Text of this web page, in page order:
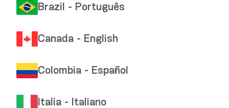
Brazil - Português
Canada - English
Colombia - Español
Italia - Italiano